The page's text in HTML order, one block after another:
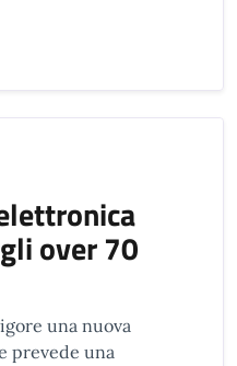
over 70
una nuova
prevede una